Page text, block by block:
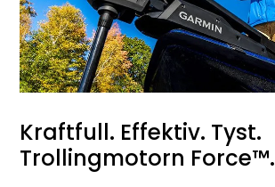
Kraftfull. Effektiv. Tyst.
Trollingmotorn Force™.